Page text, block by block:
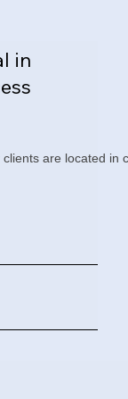
in
are located